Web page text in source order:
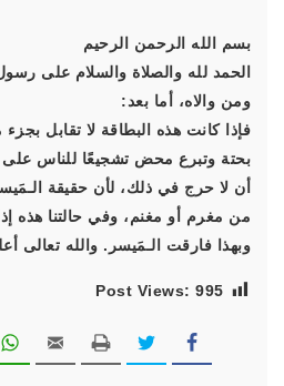
بسم الله الرحمن الرحيم
الحمد لله والصلاة والسلام على
ومن والاه، أما بعد:
فإذا كانت هذه البطاقة لا تقابل
بحتة وتبرع محض تشجيعًا للناس
أن لا حرج في ذلك، لأن حقيقة
من مغرم أو مغنم، وفي حالتنا هذه
وبهذا فارقت الـمَيسر. والله تعالى
Post Views: 995